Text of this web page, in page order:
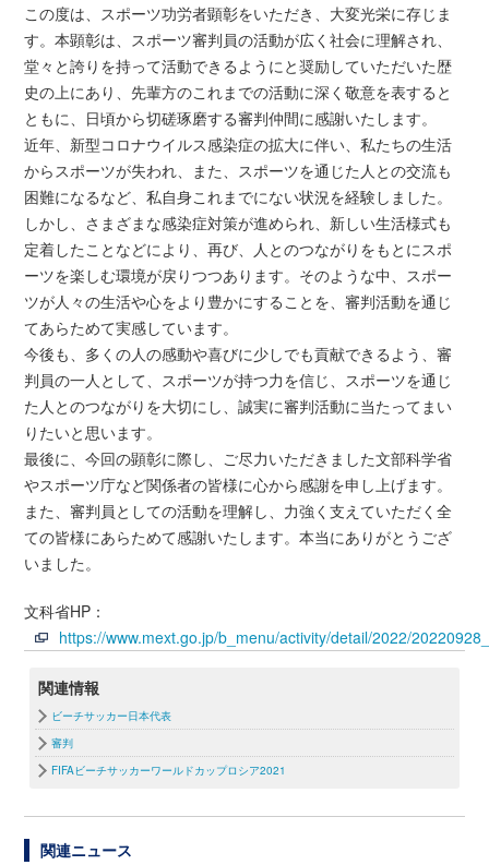
この度は、スポーツ功労者顕彰をいただき、大変光栄に存じま
す。本顕彰は、スポーツ審判員の活動が広く社会に理解され、
堂々と誇りを持って活動できるようにと奨励していただいた歴
史の上にあり、先輩方のこれまでの活動に深く敬意を表すると
ともに、日頃から切磋琢磨する審判仲間に感謝いたします。
近年、新型コロナウイルス感染症の拡大に伴い、私たちの生活
からスポーツが失われ、また、スポーツを通じた人との交流も
困難になるなど、私自身これまでにない状況を経験しました。
しかし、さまざまな感染症対策が進められ、新しい生活様式も
定着したことなどにより、再び、人とのつながりをもとにスポ
ーツを楽しむ環境が戻りつつあります。そのような中、スポー
ツが人々の生活や心をより豊かにすることを、審判活動を通じ
てあらためて実感しています。
今後も、多くの人の感動や喜びに少しでも貢献できるよう、審
判員の一人として、スポーツが持つ力を信じ、スポーツを通じ
た人とのつながりを大切にし、誠実に審判活動に当たってまい
りたいと思います。
最後に、今回の顕彰に際し、ご尽力いただきました文部科学省
やスポーツ庁など関係者の皆様に心から感謝を申し上げます。
また、審判員としての活動を理解し、力強く支えていただく全
ての皆様にあらためて感謝いたします。本当にありがとうござ
いました。
文科省HP：
https://www.mext.go.jp/b_menu/activity/detail/2022/
関連情報
ビーチサッカー日本代表
審判
FIFAビーチサッカーワールドカップロシア2021
関連ニュース